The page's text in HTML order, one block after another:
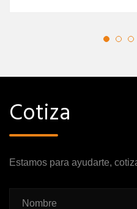
Cotiza
Estamos para ayudarte,